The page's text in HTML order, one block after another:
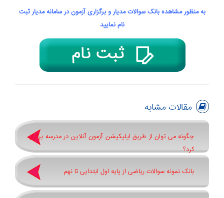
به منظور مشاهده بانک سوالات مدیار و برگزاری آزمون در سامانه مدیار ثبت
نام نمایید
مقالات مشابه
چگونه می توان از طریق اپلیکیشن آزمون آنلاین در مدرسه برگزار
کرد؟
بانک نمونه سوالات ریاضی از پایه اول ابتدایی تا نهم